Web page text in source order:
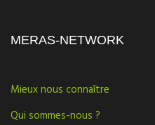
MERAS-NETWORK
Mieux nous connaître
Qui sommes-nous ?